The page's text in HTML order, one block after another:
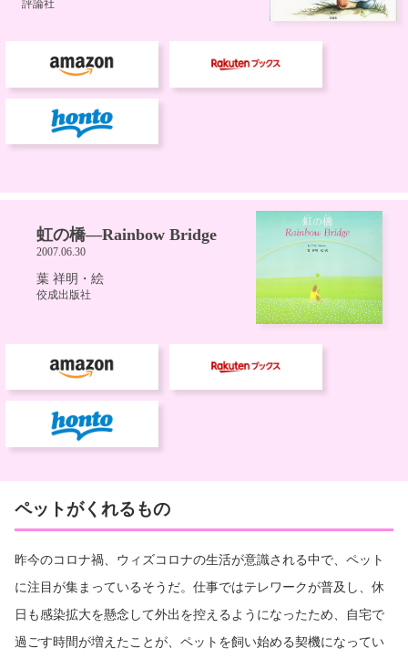
ペットがくれるもの
昨今のコロナ禍、ウィズコロナの生活が意識される中で、ペット
に注目が集まっているそうだ。仕事ではテレワークが普及し、休
日も感染拡大を懸念して外出を控えるようになったため、自宅で
過ごす時間が増えたことが、ペットを飼い始める契機になってい